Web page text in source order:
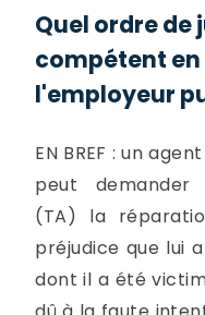
Quel ordre
compétent en
l'employeur
EN BREF : un
peut
(TA) la
préjudice que lui
dont il a été